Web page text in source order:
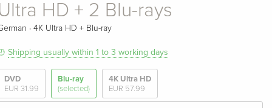
HD + 2 Blu-rays
·4K Ultra HD + Blu-ray
Shipping usually within 1 to 3 working days
DVD
EUR 31.99
Blu-ray
(selected)
4K Ultra HD
EUR 57.99